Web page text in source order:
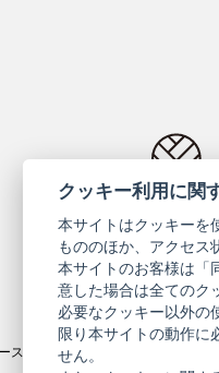
コーポ
スレター
クッキー利用に関
本サイトはクッキーを
もののほか、アクセス
本サイトのお客様は「
意した場合は全てのク
必要なクッキー以外の
限り本サイトの動作に
せん。